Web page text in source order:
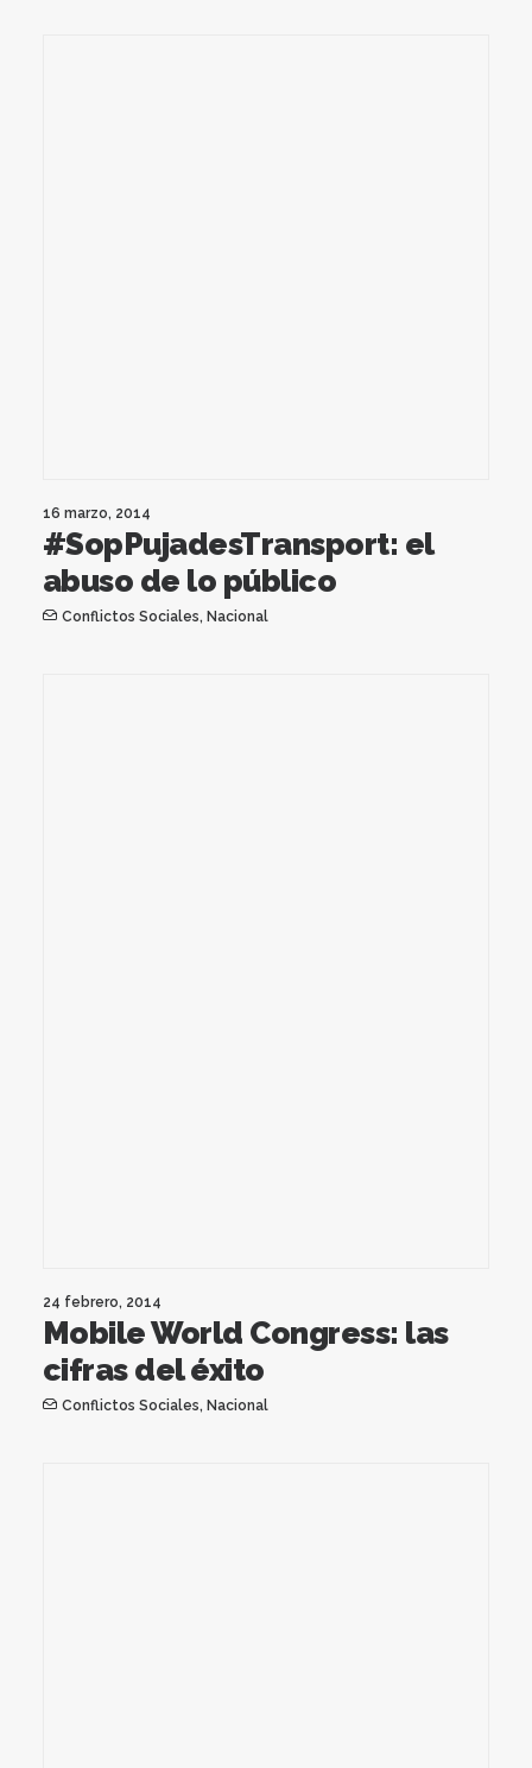
16 marzo, 2014
#SopPujadesTransport: el
abuso de lo público
Conflictos Sociales, Nacional
24 febrero, 2014
Mobile World Congress: las
cifras del éxito
Conflictos Sociales, Nacional